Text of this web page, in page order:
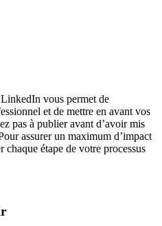
vous permet de
et de mettre en avant vos
pas à publier avant d’avoir mis
assurer un maximum d’impact
étape de votre processus